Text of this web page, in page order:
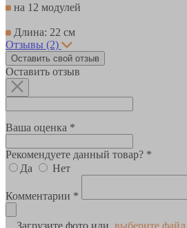
на 12 модулей
Длина: 22 см
Отзывы (2)
Оставить свой отзыв
Оставить отзыв
Ваша оценка *
Рекомендуете данный товар? *
Да
Нет
Комментарии *
Загрузите фото или выберите файл